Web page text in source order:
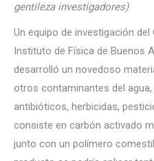
gentileza investigadores)
Un equipo de investigación del
Instituto de Física de Buenos
desarrolló un novedoso
otros contaminantes del
antibióticos, herbicidas,
consiste en carbón activado
junto con un polímero